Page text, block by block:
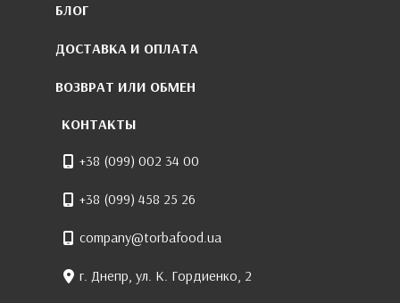
БЛОГ
ДОСТАВКА И ОПЛАТА
ВОЗВРАТ ИЛИ ОБМЕН
КОНТАКТЫ
+38 (099) 002 34 00
+38 (099) 458 25 26
company@torbafood.ua
г. Днепр, ул. К. Гордиенко, 2